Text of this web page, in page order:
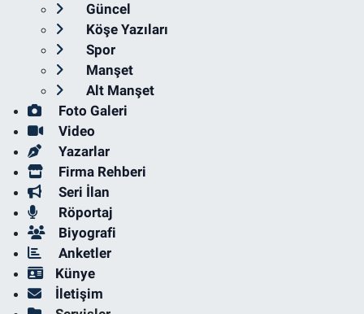
Güncel
Köşe Yazıları
Spor
Manşet
Alt Manşet
Foto Galeri
Video
Yazarlar
Firma Rehberi
Seri İlan
Röportaj
Biyografi
Anketler
Künye
İletişim